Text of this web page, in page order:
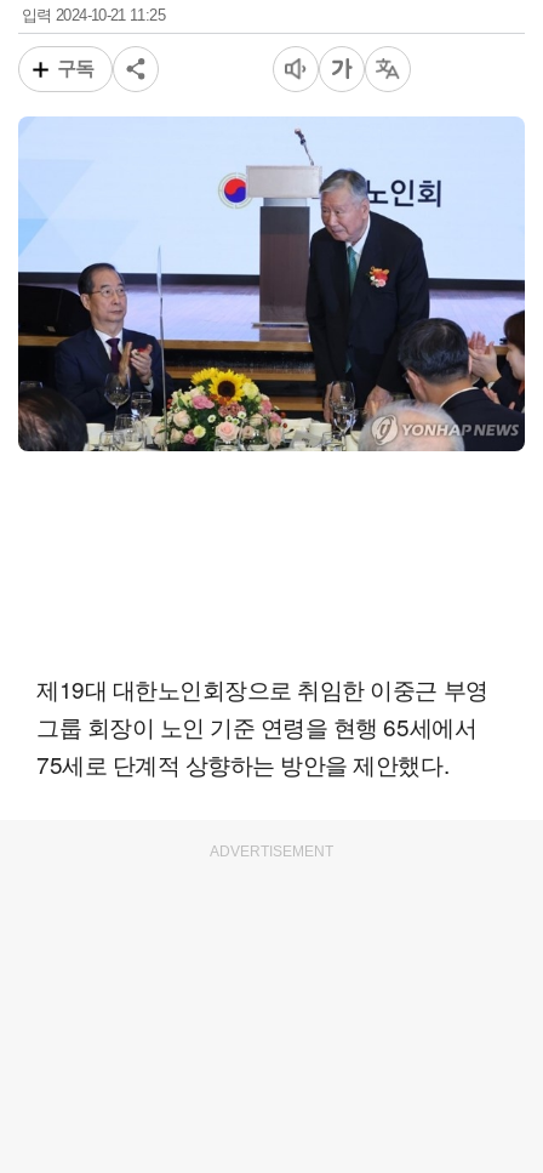
입력2024-10-21 11:25
구독
제19대 대한노인회장으로 취임한 이중근 부영
그룹 회장이 노인 기준 연령을 현행 65세에서
75세로 단계적 상향하는 방안을 제안했다.
ADVERTISEMENT